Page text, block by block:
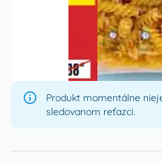
Produkt momentálne
sledovanom reťazci.